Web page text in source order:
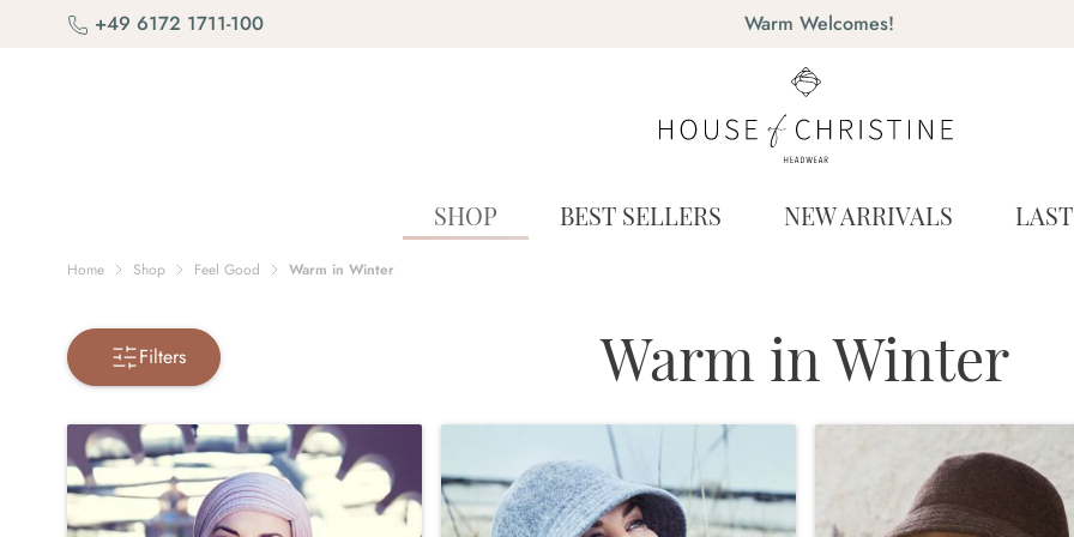
Skip to Content+49 6172 1711-100 Warm Welcomes!
SHOP BEST SELLERS NEW ARRIVALS
Home Shop Feel Good Warm in Winter
Warm in Winter
Filters